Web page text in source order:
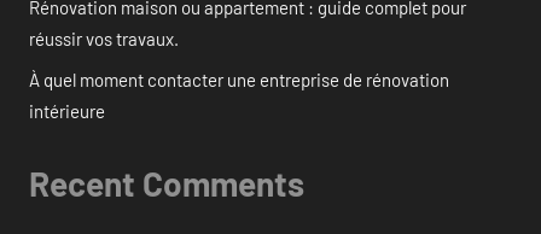
Rénovation maison ou appartement : guide complet pour
réussir vos travaux.
À quel moment contacter une entreprise de rénovation
intérieure
Recent Comments